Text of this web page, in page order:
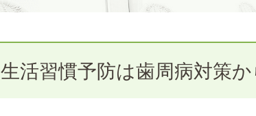
生活習慣予防は歯周病対策か